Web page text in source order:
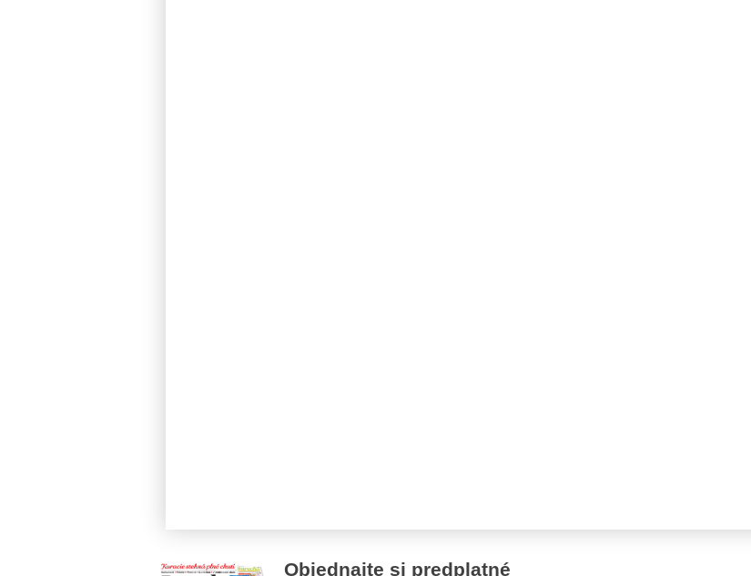
Objednajte si predplatné